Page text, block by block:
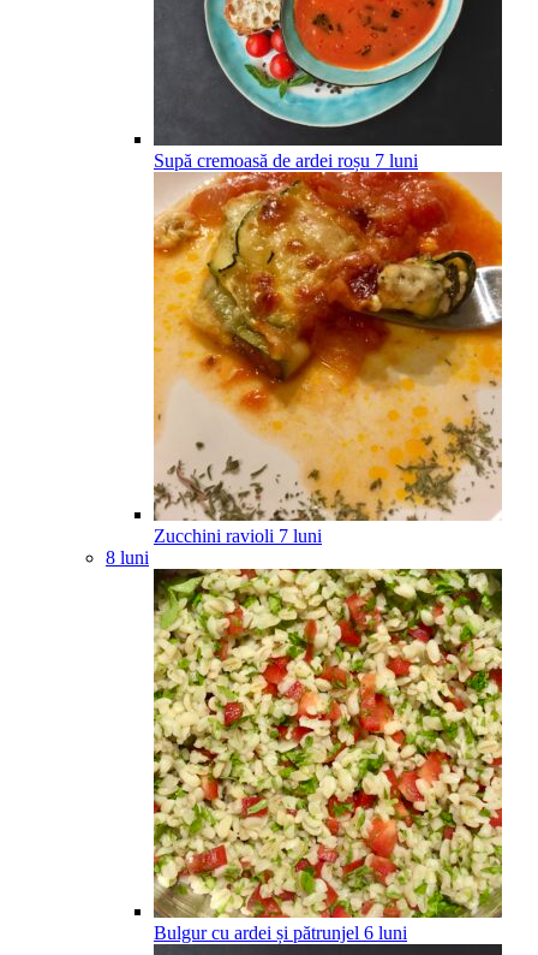
Supă cremoasă de ardei roșu 7 luni
Zucchini ravioli 7 luni
8 luni
Bulgur cu ardei și pătrunjel 6 luni